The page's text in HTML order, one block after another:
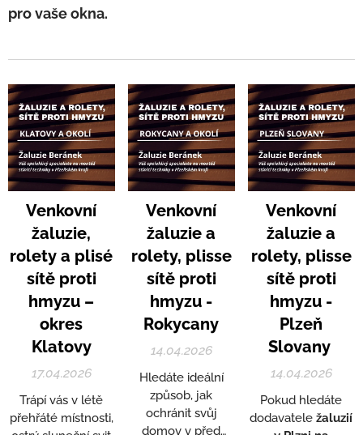
pro vaše okna.
Venkovní
žaluzie,
rolety a plisé
sítě proti
hmyzu –
okres
Klatovy
17.04.2026
Trápí vás v létě
přehřáté místnosti,
Venkovní
žaluzie a
rolety, plisse
sítě proti
hmyzu -
Rokycany
14.04.2026
Hledáte ideální
způsob, jak
ochránit svůj
domov v před
Venkovní
žaluzie a
rolety, plisse
sítě proti
hmyzu -
Plzeň
Slovany
14.04.2026
Pokud hledáte
dodavateležaluzií